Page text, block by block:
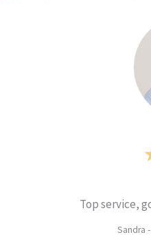
Top service,
Sandra -